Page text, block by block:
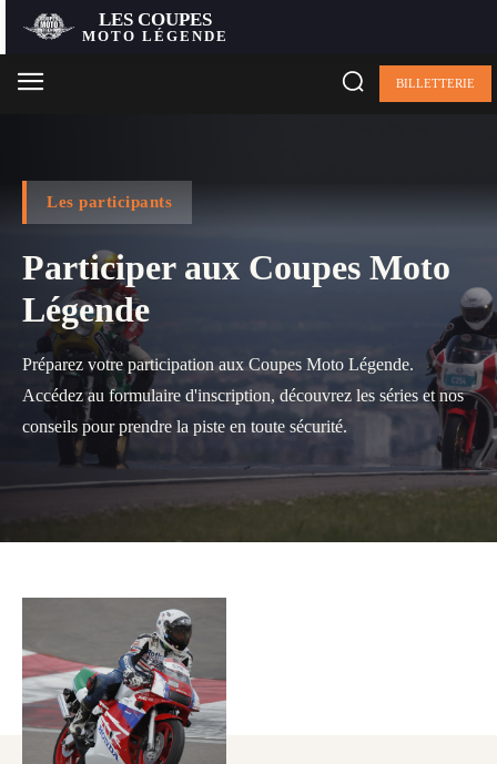
LES COUPES
MOTO LÉGENDE
BILLETTERIE
Les participants
Participer aux Coupes Moto
Légende
Préparez votre participation aux Coupes Moto Légende.
Accédez au formulaire d'inscription, découvrez les séries et nos
conseils pour prendre la piste en toute sécurité.